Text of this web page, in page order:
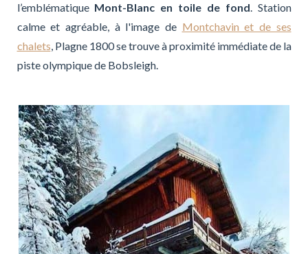
l’emblématique Mont-Blanc en toile de fond. Station
calme et agréable, à l'image de Montchavin et de ses
chalets, Plagne 1800 se trouve à proximité immédiate de la
piste olympique de Bobsleigh.